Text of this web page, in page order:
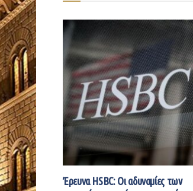
Έρευνα HSBC: Οι αδυναμίες των